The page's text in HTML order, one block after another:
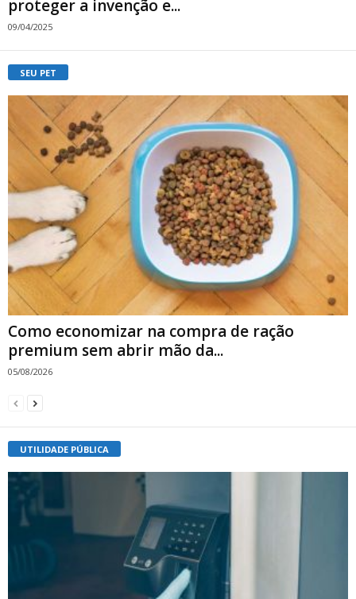
proteger a invenção e...
09/04/2025
SEU PET
Como economizar na compra de ração
premium sem abrir mão da...
05/08/2026
UTILIDADE PÚBLICA